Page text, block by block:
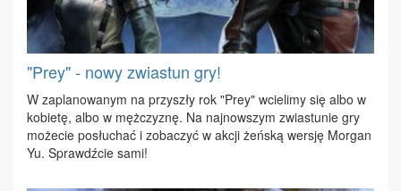
"Prey" - nowy zwiastun gry!
W za­pla­no­wa­nym na przy­szły rok "Prey" wcie­li­my się al­bo w
ko­bie­tę, al­bo w męż­czy­znę. Na naj­now­szym zwia­stu­nie gry
mo­że­cie po­słu­chać i zo­ba­czyć w ak­cji żeń­ską wer­sję Mor­gan
Yu. Sprawdź­cie sa­mi!